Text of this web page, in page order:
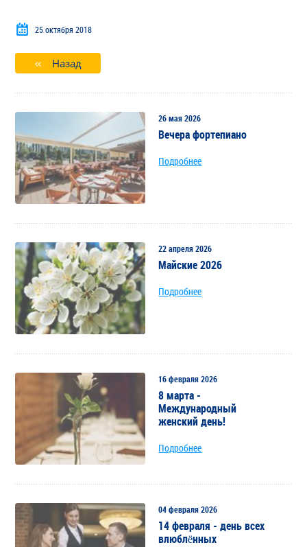
25 октября 2018
Назад
26 мая 2026
Вечера фортепиано
Подробнее
22 апреля 2026
Майские 2026
Подробнее
16 февраля 2026
8 марта -
Международный
женский день!
Подробнее
04 февраля 2026
14 февраля - день всех
влюблённых